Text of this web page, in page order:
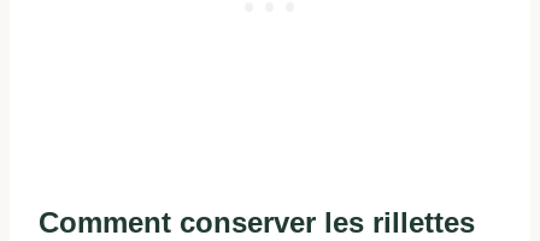
Comment conserver les rillettes